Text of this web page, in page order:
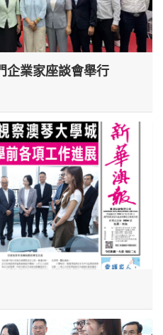
企業家座談會舉行